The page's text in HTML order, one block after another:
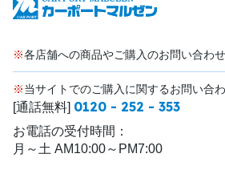
※各店舗への商品やご購入のお問い合わ
※当サイトでのご購入に関するお問い合
[通話無料] 0120 - 252 - 353
お電話の受付時間：
月～土 AM10:00～PM7:00